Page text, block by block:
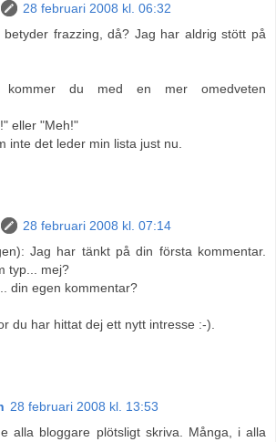
28 februari 2008 kl. 06:32
betyder frazzing, då? Jag har aldrig stött på
kommer du med en mer omedveten
eller "Meh!"
inte det leder min lista just nu.
28 februari 2008 kl. 07:14
Jag har tänkt på din första kommentar.
typ... mej?
din egen kommentar?
du har hittat dej ett nytt intresse :-).
28 februari 2008 kl. 13:53
alla bloggare plötsligt skriva. Många, i alla